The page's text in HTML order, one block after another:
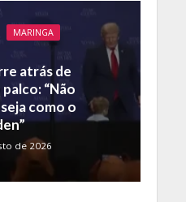
MARINGA
atrás de
“Não
como o
de 2026